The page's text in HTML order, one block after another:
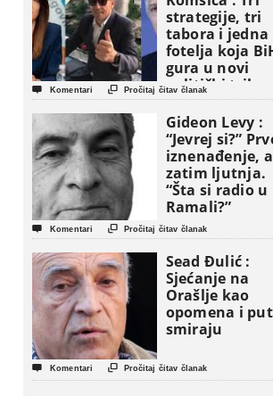
strategije, tri
tabora i jedna
fotelja koja
gura u novi
politički triler
 Komentari  Pročitaj čitav članak
Gideon Levy :
“Jevrej si?”
iznenađenje, a
zatim ljutnja.
“Šta si radio u
Ramali?”
 Komentari  Pročitaj čitav članak
Sead Đulić :
Sjećanje na
Orašlje kao
opomena i
smiraju
 Komentari  Pročitaj čitav članak